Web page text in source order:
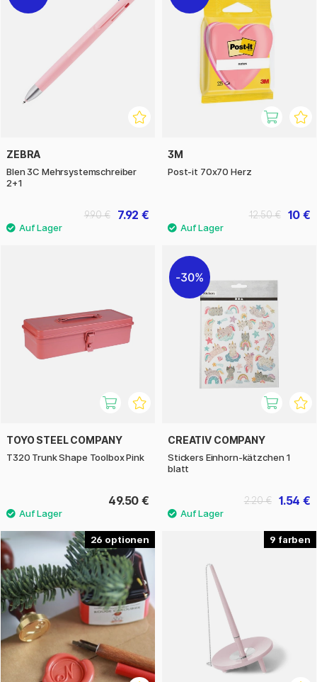
ZEBRA
Blen 3C Mehrsystemschreiber
2+1
7.92 €
9.90 €
3M
Post-it 70x70 Herz
10 €
12.50 €
TOYO STEEL COMPANY
T320 Trunk Shape Toolbox Pink
49.50 €
30%
CREATIV COMPANY
Stickers Einhorn-kätzchen 1
blatt
1.54 €
2.20 €
26 9